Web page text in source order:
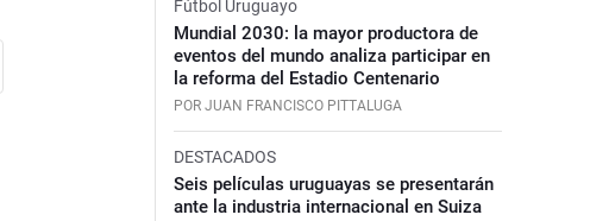
Fútbol Uruguayo
Mundial 2030: la mayor productora de
eventos del mundo analiza participar en
la reforma del Estadio Centenario
POR JUAN FRANCISCO PITTALUGA
DESTACADOS
Seis películas uruguayas se presentarán
ante la industria internacional en Suiza